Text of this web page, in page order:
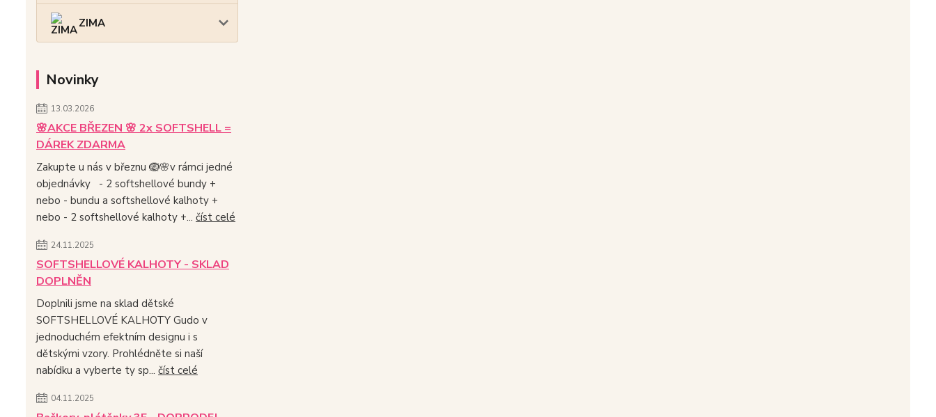
ZIMA
Novinky
13.03.2026
🌸AKCE BŘEZEN 🌸 2x SOFTSHELL =
DÁREK ZDARMA
Zakupte u nás v březnu 🪺🌸v rámci jedné
objednávky - 2 softshellové bundy +
nebo - bundu a softshellové kalhoty +
nebo - 2 softshellové kalhoty +... číst celé
24.11.2025
SOFTSHELLOVÉ KALHOTY - SKLAD
DOPLNĚN
Doplnili jsme na sklad dětské
SOFTSHELLOVÉ KALHOTY Gudo v
jednoduchém efektním designu i s
dětskými vzory. Prohlédněte si naší
nabídku a vyberte ty sp... číst celé
04.11.2025